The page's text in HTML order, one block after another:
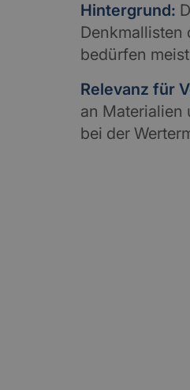
Hintergrund:
Denkmallisten
bedürfen
Relevanz für
an Materialien
bei der